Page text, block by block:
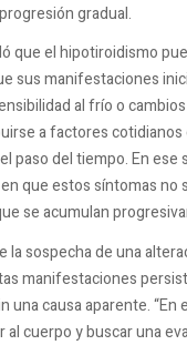
gradual.
que el hipotiroidismo
sus manifestaciones
al frío o
a factores cotidianos
paso del tiempo. En ese
que estos síntomas no
se acumulan
la sospecha de una
manifestaciones
una causa aparente. “En
cuerpo y buscar una